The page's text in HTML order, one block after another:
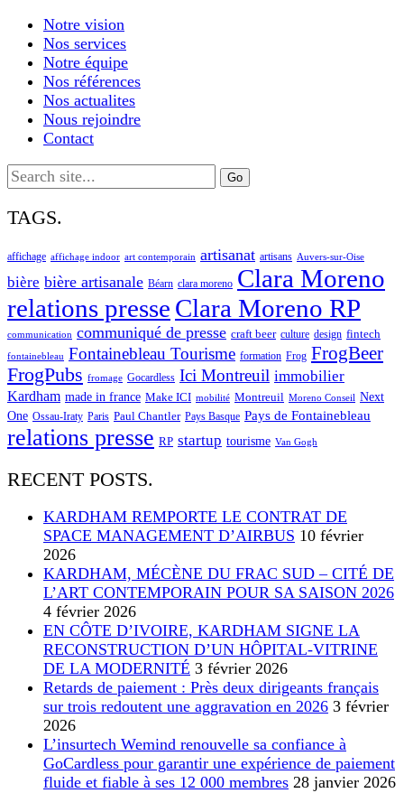
Notre vision
Nos services
Notre équipe
Nos références
Nos actualites
Nous rejoindre
Contact
Search
for:
TAGS.
affichage affichage indoor art contemporain artisanat artisans Auvers-sur-Oise
bière bière artisanale Béarn clara moreno Clara Moreno
relations presse Clara Moreno RP
communication communiqué de presse craft beer culture design fintech
fontainebleau Fontainebleau Tourisme formation Frog FrogBeer
FrogPubs fromage Gocardless Ici Montreuil immobilier
Kardham made in france Make ICI mobilité Montreuil Moreno Conseil Next
One Ossau-Iraty Paris Paul Chantler Pays Basque Pays de Fontainebleau
relations presse RP startup tourisme Van Gogh
RECENT POSTS.
KARDHAM REMPORTE LE CONTRAT DE
SPACE MANAGEMENT D’AIRBUS 10 février
2026
KARDHAM, MÉCÈNE DU FRAC SUD – CITÉ DE
L’ART CONTEMPORAIN POUR SA SAISON 2026
4 février 2026
EN CÔTE D’IVOIRE, KARDHAM SIGNE LA
RECONSTRUCTION D’UN HÔPITAL-VITRINE
DE LA MODERNITÉ 3 février 2026
Retards de paiement : Près deux dirigeants français
sur trois redoutent une aggravation en 2026 3 février
2026
L’insurtech Wemind renouvelle sa confiance à
GoCardless pour garantir une expérience de paiement
fluide et fiable à ses 12 000 membres 28 janvier 2026